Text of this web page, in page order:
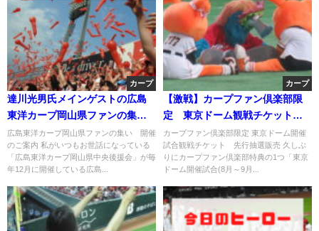
カープ
達川光男氏メインゲストの広島
東洋カープ岡山県ファンの集い
開催のご案内
広島東洋カープ岡山県ファンの集い 開催
のご案内 私がいつもお世話になっている
「広島東洋カープ岡山県中央後援会」が毎
年12月に開催している広島...
カープ
【激戦】カープファン倶楽部限
定 東京ドーム観戦チケット先
行抽選販売
カープファン倶楽部限定 東京ドーム開催
試合観戦チケット 先行抽選販売 久しぶ
りにカープファン倶楽部特典の1つ「東京
ドーム開催試合(8月～9月...